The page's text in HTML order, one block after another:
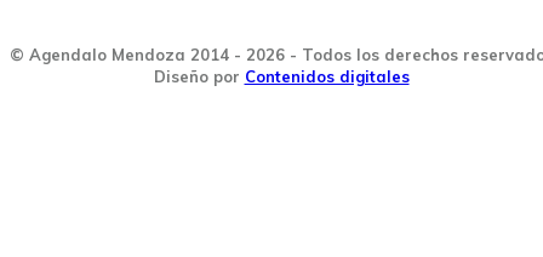
© Agendalo Mendoza 2014 - 2026 - Todos los derechos
Diseño por Contenidos digitales